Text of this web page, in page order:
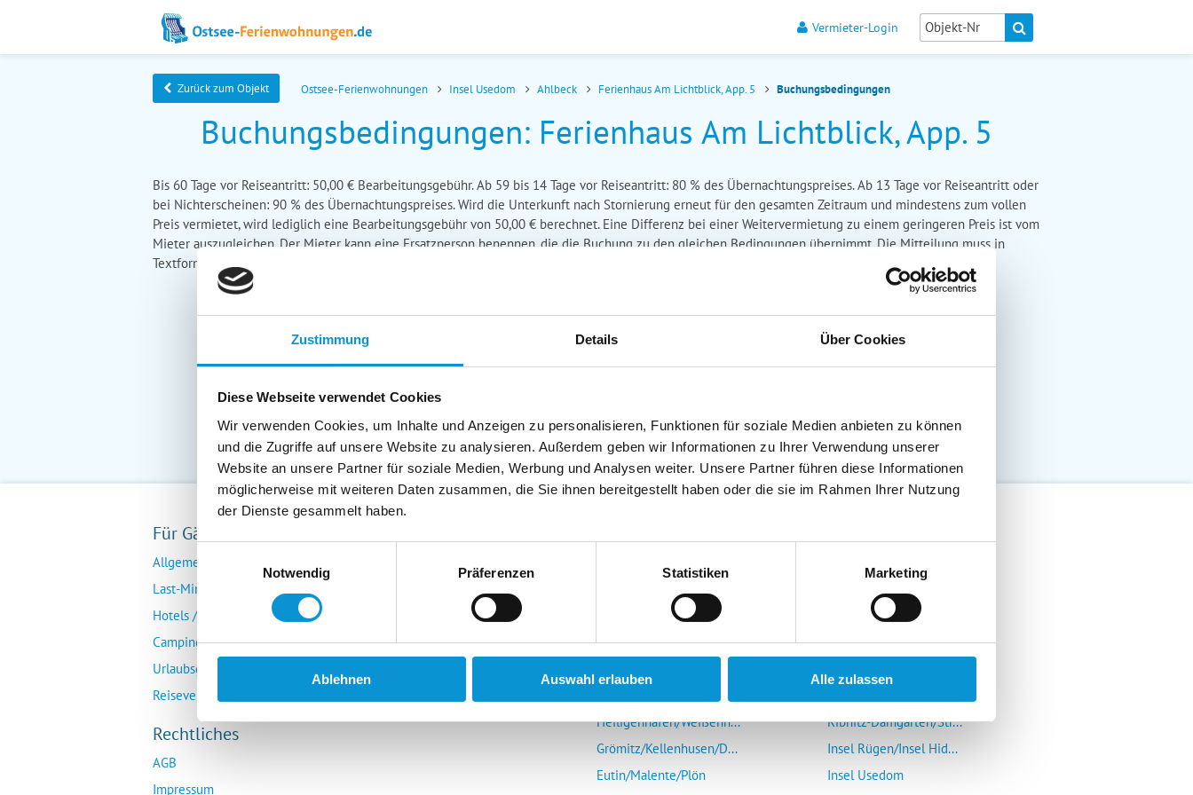
Zustimmung Details Über Cookies
Diese Webseite verwendet Cookies
Wir verwenden Cookies, um Inhalte und Anzeigen zu personalisieren, Funktionen für soziale Medien anbieten zu können
und die Zugriffe auf unsere Website zu analysieren. Außerdem geben wir Informationen zu Ihrer Verwendung unserer
Website an unsere Partner für soziale Medien, Werbung und Analysen weiter. Unsere Partner führen diese Informationen
möglicherweise mit weiteren Daten zusammen, die Sie ihnen bereitgestellt haben oder die sie im Rahmen Ihrer Nutzung
der Dienste gesammelt haben.
Notwendig
Präferenzen Statistiken Marketing
Ablehnen Auswahl erlauben Alle zulassen
Vermieter-Login
Zurück zum Objekt Ostsee-Ferienwohnungen Insel Usedom Ahlbeck Ferienhaus Am Lichtblick, App. 5 Buchungsbedingungen
Buchungsbedingungen: Ferienhaus Am Lichtblick, App. 5
Bis 60 Tage vor Reiseantritt: 50,00 € Bearbeitungsgebühr. Ab 59 bis 14 Tage vor Reiseantritt: 80 % des Übernachtungspreises. Ab 13 Tage vor Reiseantritt oder
bei Nichterscheinen: 90 % des Übernachtungspreises. Wird die Unterkunft nach Stornierung erneut für den gesamten Zeitraum und mindestens zum vollen
Preis vermietet, wird lediglich eine Bearbeitungsgebühr von 50,00 € berechnet. Eine Differenz bei einer Weitervermietung zu einem geringeren Preis ist vom
Mieter auszugleichen. Der Mieter kann eine Ersatzperson benennen, die die Buchung zu den gleichen Bedingungen übernimmt. Die Mitteilung muss in
Textform erfolgen.
Für Gäste
Allgemeine Buchungsanfrage
Last-Minute-Angebote
Hotels / Pensionen
Campingplätze
Urlaubsgesuche
Reiseversicherung
Rechtliches
AGB
Impressum
Kieler Förde/Kiel/Laboe
Heiligenhafen/Weißenh...
Grömitz/Kellenhusen/D...
Eutin/Malente/Plön
Insel Poel/Wismar
Kühlungsborn/Rerik/Ne...
Ribnitz-Damgarten/Str...
Insel Rügen/Insel Hid...
Insel Usedom